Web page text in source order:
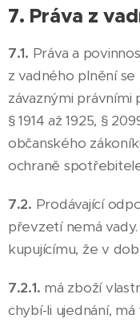
7. Práva z
7.1. Práva a
z vadného plnění
závaznými právními
§ 1914 až 1925, §
občanského
ochraně
7.2. Prodávající
převzetí nemá
kupujícímu, že v
7.2.1. má zboží
chybí-li ujednání,